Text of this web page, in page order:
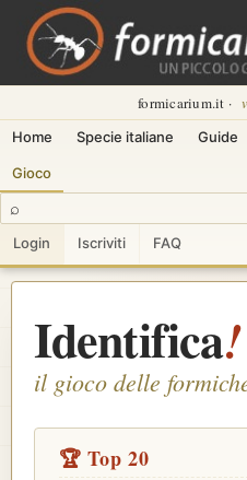
formicarium.it ·
Home Specie italiane Guide
Gioco
⌕
Login Iscriviti FAQ
Identifica!
il gioco delle
🏆 Top 20